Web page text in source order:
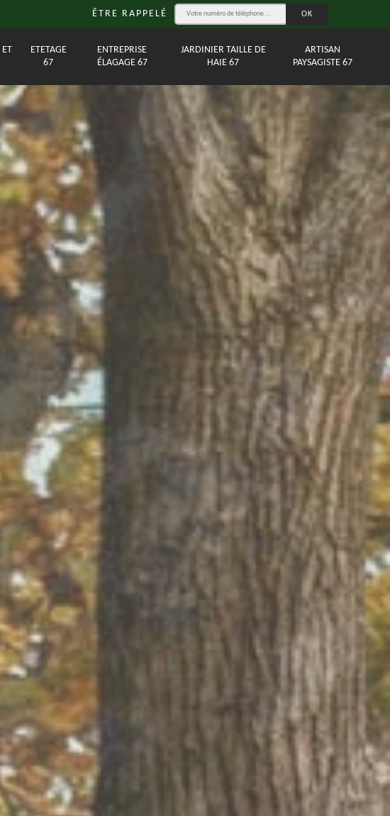
ÊTRE RAPPELÉ
ET
ETETAGE
67
ENTREPRISE
ÉLAGAGE 67
JARDINIER TAILLE DE
HAIE 67
ARTISAN
PAYSAGISTE 67